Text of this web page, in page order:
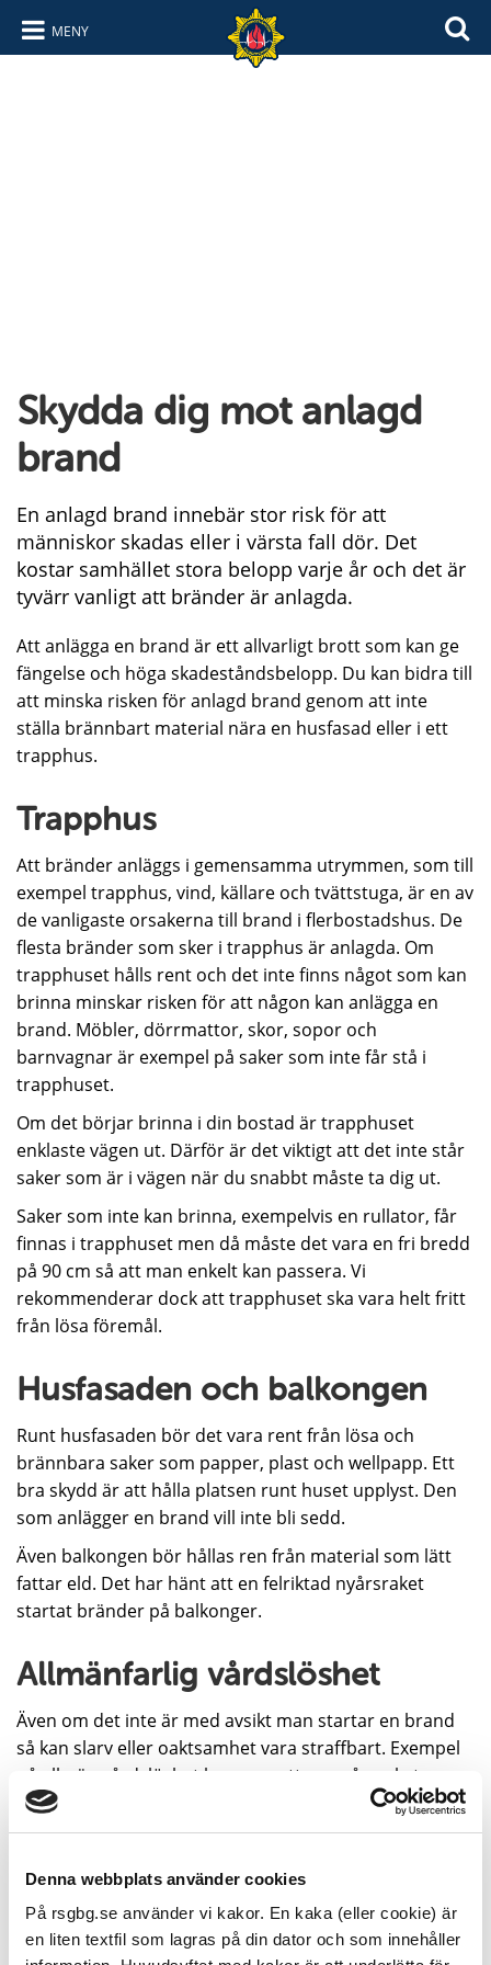
Denna webbplats använder cookies
På rsgbg.se använder vi kakor. En kaka (eller cookie) är
en liten textfil som lagras på din dator och som innehåller
MENY
Hoppa till innehåll
Hoppa till navigering
Skydda dig mot anlagd
brand
En anlagd brand innebär stor risk för att
människor skadas eller i värsta fall dör. Det
kostar samhället stora belopp varje år och det är
tyvärr vanligt att bränder är anlagda.
Att anlägga en brand är ett allvarligt brott som kan ge
fängelse och höga skadeståndsbelopp. Du kan bidra till
att minska risken för anlagd brand genom att inte
ställa brännbart material nära en husfasad eller i ett
trapphus.
Trapphus
Att bränder anläggs i gemensamma utrymmen, som till
exempel trapphus, vind, källare och tvättstuga, är en av
de vanligaste orsakerna till brand i flerbostadshus. De
flesta bränder som sker i trapphus är anlagda. Om
trapphuset hålls rent och det inte finns något som kan
brinna minskar risken för att någon kan anlägga en
brand. Möbler, dörrmattor, skor, sopor och
barnvagnar är exempel på saker som inte får stå i
trapphuset.
Om det börjar brinna i din bostad är trapphuset
enklaste vägen ut. Därför är det viktigt att det inte står
saker som är i vägen när du snabbt måste ta dig ut.
Saker som inte kan brinna, exempelvis en rullator, får
finnas i trapphuset men då måste det vara en fri bredd
på 90 cm så att man enkelt kan passera. Vi
rekommenderar dock att trapphuset ska vara helt fritt
från lösa föremål.
Husfasaden och balkongen
Runt husfasaden bör det vara rent från lösa och
brännbara saker som papper, plast och wellpapp. Ett
bra skydd är att hålla platsen runt huset upplyst. Den
som anlägger en brand vill inte bli sedd.
Även balkongen bör hållas ren från material som lätt
fattar eld. Det har hänt att en felriktad nyårsraket
startat bränder på balkonger.
Allmänfarlig vårdslöshet
Även om det inte är med avsikt man startar en brand
så kan slarv eller oaktsamhet vara straffbart. Exempel
på allmän vårdslöshet kan vara att en nyårsraket
startar en brand, att barn leker med elden och startar
en skogsbrand eller att någon glömmer kastrullen på
Brott och straff